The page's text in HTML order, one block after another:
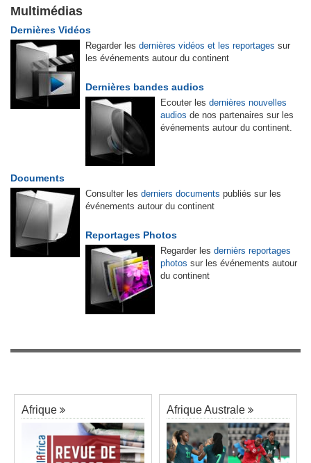
Multimédias
Dernières Vidéos
Regarder les dernières vidéos et les reportages sur
les événements autour du continent
Dernières bandes audios
Ecouter les dernières nouvelles
audios de nos partenaires sur les
événements autour du continent.
Documents
Consulter les derniers documents publiés sur les
événements autour du continent
Reportages Photos
Regarder les dernièrs reportages
photos sur les événements autour
du continent
Afrique Afrique Australe